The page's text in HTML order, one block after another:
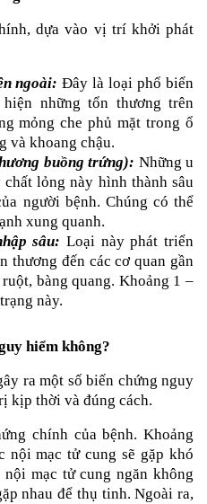
dựa vào vị trí khởi phát
ngoài: Đây là loại phổ biến
những tổn thương trên
mỏng che phủ mặt trong ổ
và khoang chậu.
buồng trứng): Những u
chất lỏng này hình thành sâu
người bệnh. Chúng có thể
xung quanh.
sâu: Loại này phát triển
thương đến các cơ quan gần
bàng quang. Khoảng 1 –
này.
hiểm không?
ra một số biến chứng nguy
kịp thời và đúng cách.
chính của bệnh. Khoảng
nội mạc tử cung sẽ gặp khó
mạc tử cung ngăn không
nhau để thụ tinh. Ngoài ra,